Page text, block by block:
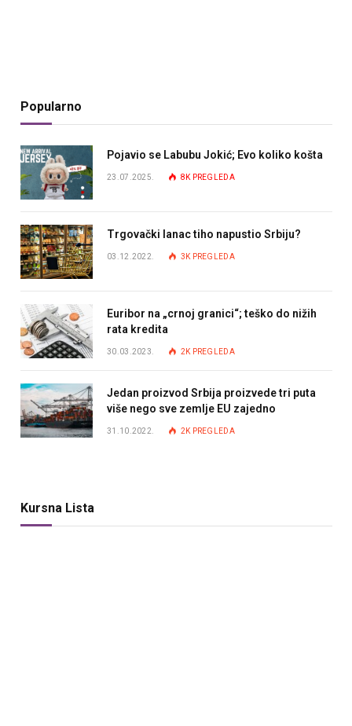
Popularno
Pojavio se Labubu Jokić; Evo koliko košta
23.07.2025. 8K PREGLEDA
Trgovački lanac tiho napustio Srbiju?
03.12.2022. 3K PREGLEDA
Euribor na „crnoj granici“; teško do nižih
rata kredita
30.03.2023. 2K PREGLEDA
Jedan proizvod Srbija proizvede tri puta
više nego sve zemlje EU zajedno
31.10.2022. 2K PREGLEDA
Kursna Lista